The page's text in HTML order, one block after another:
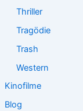
Thriller
Tragödie
Trash
Western
Kinofilme
Blog